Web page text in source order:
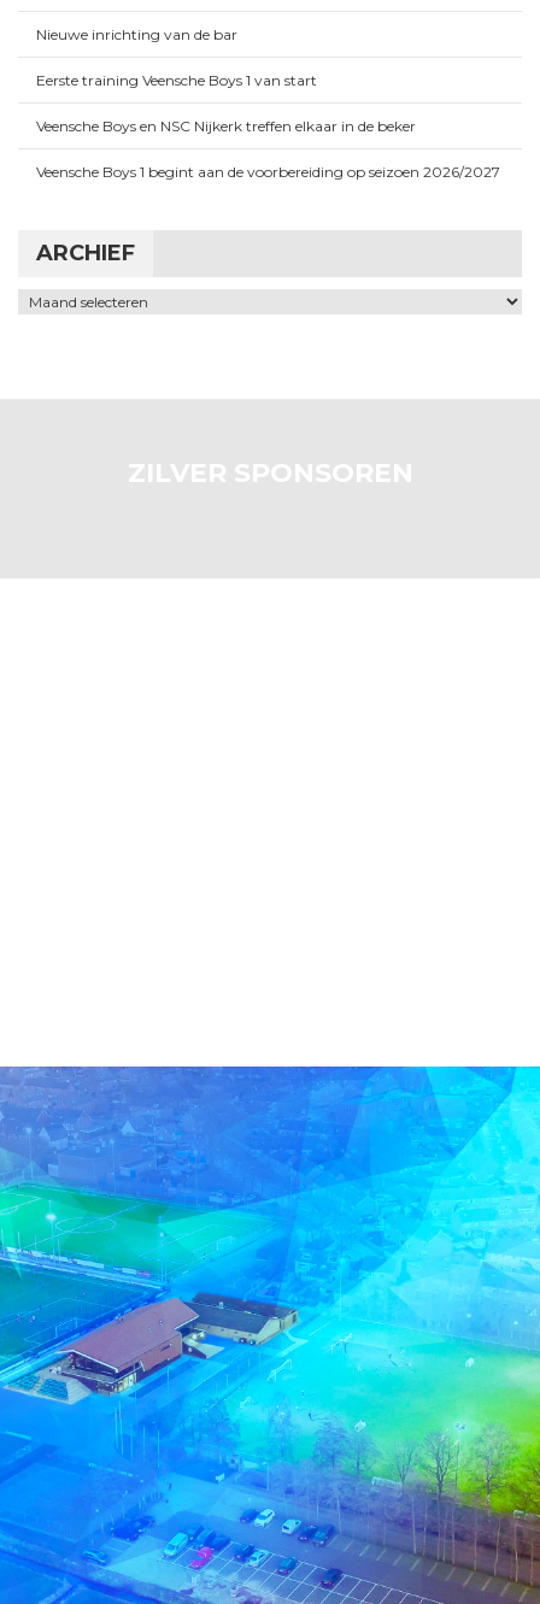
Nieuwe inrichting van de bar
Eerste training Veensche Boys 1 van start
Veensche Boys en NSC Nijkerk treffen elkaar in de beker
Veensche Boys 1 begint aan de voorbereiding op seizoen 2026/2027
ARCHIEF
Archief
ZILVER SPONSOREN